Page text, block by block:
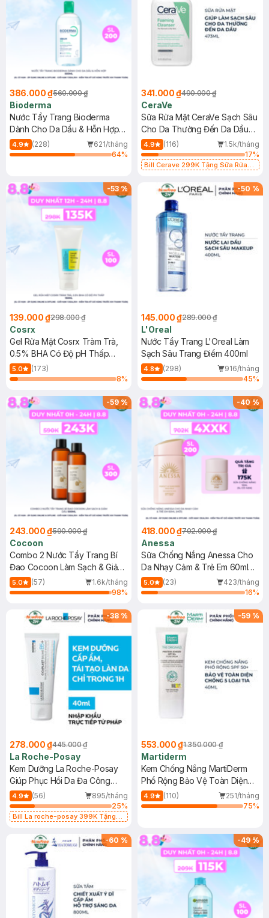
386.000 ₫560.000 ₫
Bioderma
Nước Tẩy Trang Bioderma
Dành Cho Da Dầu & Hỗn Hợp
500ml
4.9 (228)
621/tháng
64%
341.000 ₫490.000 ₫
CeraVe
Sữa Rửa Mặt CeraVe Sạch Sâu
Cho Da Thường Đến Da Dầu
473ml
4.9 (116)
1.5k/tháng
17%
Bill Cerave 299K Tặng Sữa Rửa
-53%
139.000 ₫298.000 ₫
Cosrx
Gel Rửa Mặt Cosrx Tràm Trà,
0.5% BHA Có Độ pH Thấp
150ml
5.0
(173)
8%
-50 %
145.000 ₫289.000 ₫
L'Oreal
Nước Tẩy Trang L'Oreal Làm
Sạch Sâu Trang Điểm 400ml
4.8 (298)
916/tháng
45%
-59%
243.000 ₫590.000 ₫
Cocoon
Combo 2 Nước Tẩy Trang Bí
Đao Cocoon Làm Sạch & Giảm
Dầu 500ml
5.0 (57)
1.6k/tháng
98%
-40%
418.000 ₫702.000 ₫
Anessa
Sữa Chống Nắng Anessa Cho
Da Nhạy Cảm & Trẻ Em 60ml
(Mới)
5.0 (23)
423/tháng
16%
-38 %
278.000 ₫445.000 ₫
La Roche-Posay
Kem Dưỡng La Roche-Posay
Giúp Phục Hồi Da Đa Công
Dụng 40ml
4.9 (56)
895/tháng
25%
Bill La roche-posay 399K Tặng
(SL có hạn)
-59 %
553.000 ₫1.350.000 ₫
Martiderm
Kem Chống Nắng MartiDerm
Phổ Rộng Bảo Vệ Toàn Diện
40ml
4.9 (110)
251/tháng
75%
-60 % -49%